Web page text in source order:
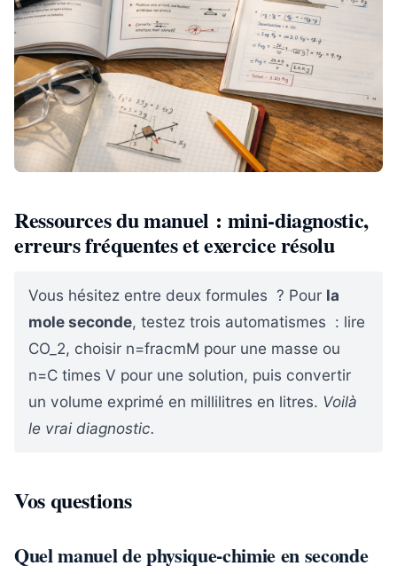
Ressources du manuel : mini-diagnostic,
erreurs fréquentes et exercice résolu
Vous hésitez entre deux formules ? Pour la
mole seconde, testez trois automatismes : lire
CO_2, choisir n=fracmM pour une masse ou
n=C times V pour une solution, puis convertir
un volume exprimé en millilitres en litres. Voilà
le vrai diagnostic.
Vos questions
Quel manuel de physique-chimie en seconde